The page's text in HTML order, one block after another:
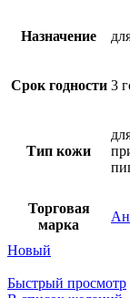
Назначение
Срок годности 3
Тип кожи
Торговая
марка
Новый
Быстрый просмотр